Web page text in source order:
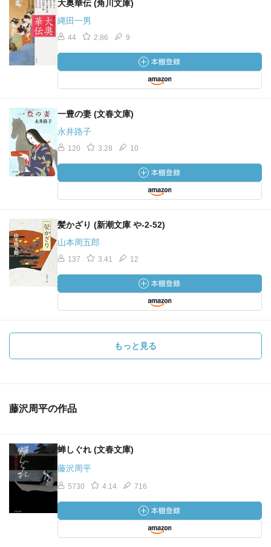
大奥華伝 (角川文庫)
縄田一男
44 2.86 9
一豊の妻 (文春文庫)
永井路子
120 3.28 10
髪かざり (新潮文庫 や-2-52)
山本周五郎
137 3.41 12
もっと見る
藤沢周平の作品
蝉しぐれ (文春文庫)
藤沢周平
5730 4.14 716